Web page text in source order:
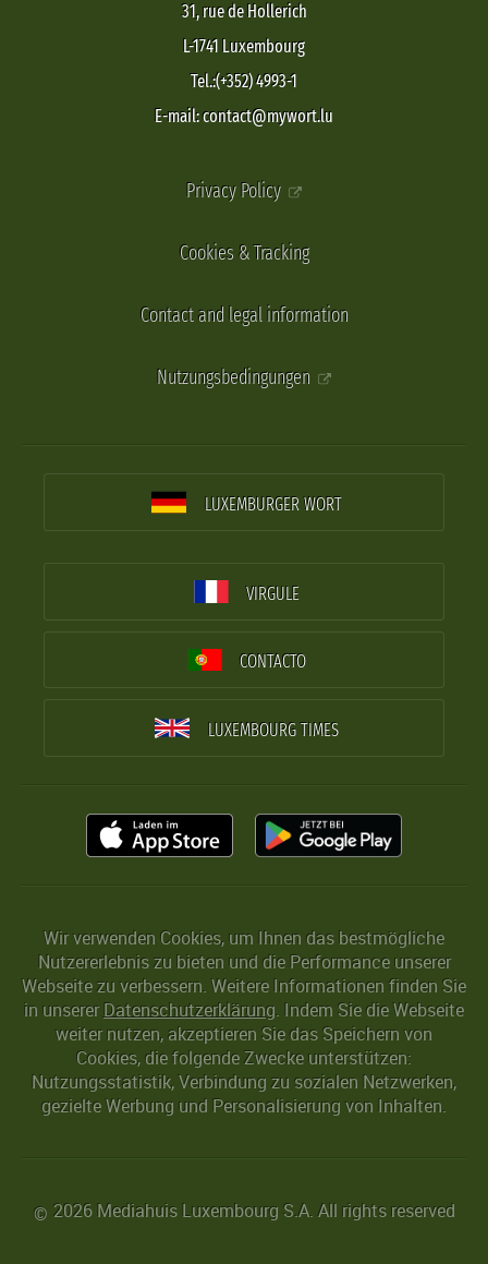
31, rue de Hollerich
L-1741 Luxembourg
Tel.:(+352) 4993-1
E-mail: contact@mywort.lu
Privacy Policy
Cookies & Tracking
Contact and legal information
Nutzungsbedingungen
LUXEMBURGER WORT
VIRGULE
CONTACTO
LUXEMBOURG TIMES
Wir verwenden Cookies, um Ihnen das bestmögliche
Nutzererlebnis zu bieten und die Performance unserer
Webseite zu verbessern. Weitere Informationen finden Sie
in unserer Datenschutzerklärung. Indem Sie die Webseite
weiter nutzen, akzeptieren Sie das Speichern von
Cookies, die folgende Zwecke unterstützen:
Nutzungsstatistik, Verbindung zu sozialen Netzwerken,
gezielte Werbung und Personalisierung von Inhalten.
© 2026 Mediahuis Luxembourg S.A. All rights reserved